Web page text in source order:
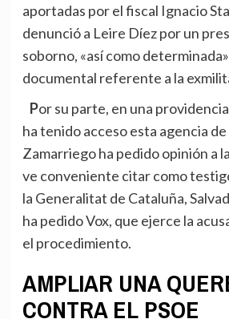
aportadas por el fiscal Ignacio
denunció a Leire Díez por un
soborno, «así como
documental referente a la
Por su parte, en una providencia a la que también
ha tenido acceso esta agencia
Zamarriego ha pedido opinión a
ve conveniente citar como
la Generalitat de Cataluña,
ha pedido Vox, que ejerce la
el procedimiento.
AMPLIAR UNA
CONTRA EL PSOE